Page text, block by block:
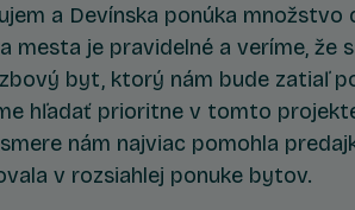
a Devínska ponúka množstvo
je pravidelné a veríme, že
byt, ktorý nám bude zatiaľ
hľadať prioritne v tomto
nám najviac pomohla
v rozsiahlej ponuke bytov.